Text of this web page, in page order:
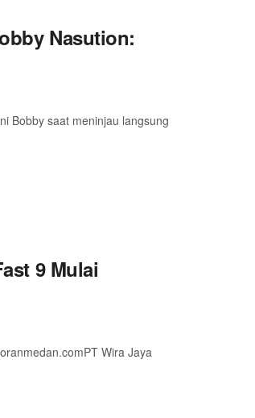
Nasution:
Bobby saat meninjau langsung
9 Mulai
Wira Jaya